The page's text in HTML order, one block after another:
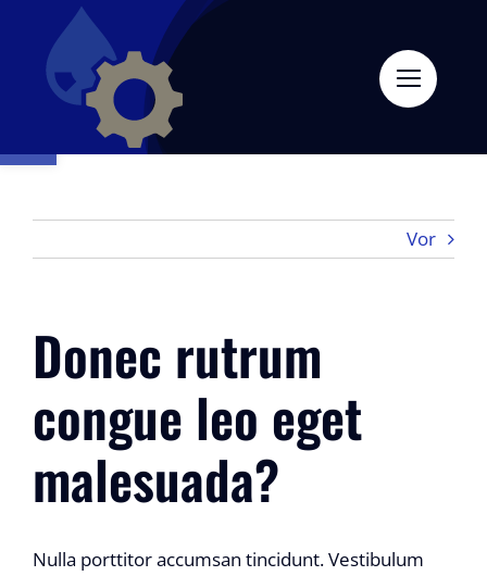
Open toolbar
springen
Vor
Donec rutrum
congue leo eget
malesuada?
Nulla porttitor accumsan tincidunt. Vestibulum